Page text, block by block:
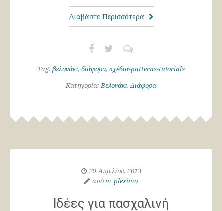
Διαβάστε Περισσότερα
Tag: βελονάκι, διάφορα, σχέδια-patterns-tutorials
Κατηγορία:Βελονάκι,Διάφορα
29 Απριλίου, 2013
απόm_pleximo
Ιδέες για πασχαλινή